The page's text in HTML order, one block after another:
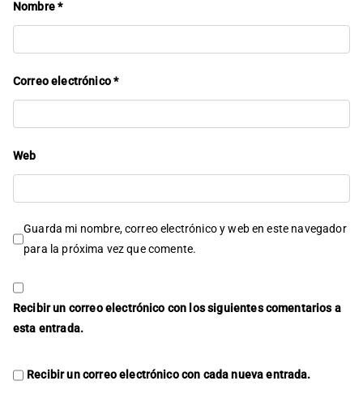
Nombre*
Correo electrónico*
Web
Guarda mi nombre, correo electrónico y web en este navegador
para la próxima vez que comente.
Recibir un correo electrónico con los siguientes comentarios a
esta entrada.
Recibir un correo electrónico con cada nueva entrada.